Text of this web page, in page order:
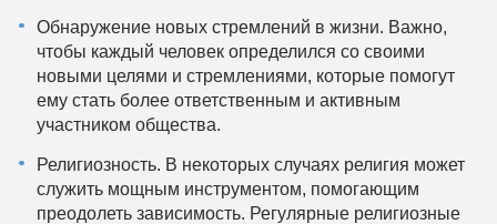
Обнаружение новых стремлений в жизни. Важно,
чтобы каждый человек определился со своими
новыми целями и стремлениями, которые помогут
ему стать более ответственным и активным
участником общества.
Религиозность. В некоторых случаях религия может
служить мощным инструментом, помогающим
преодолеть зависимость. Регулярные религиозные